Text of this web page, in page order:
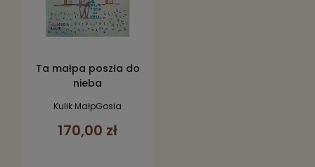
Ta małpa poszła do
nieba
Kulik MałpGosia
170,00 zł